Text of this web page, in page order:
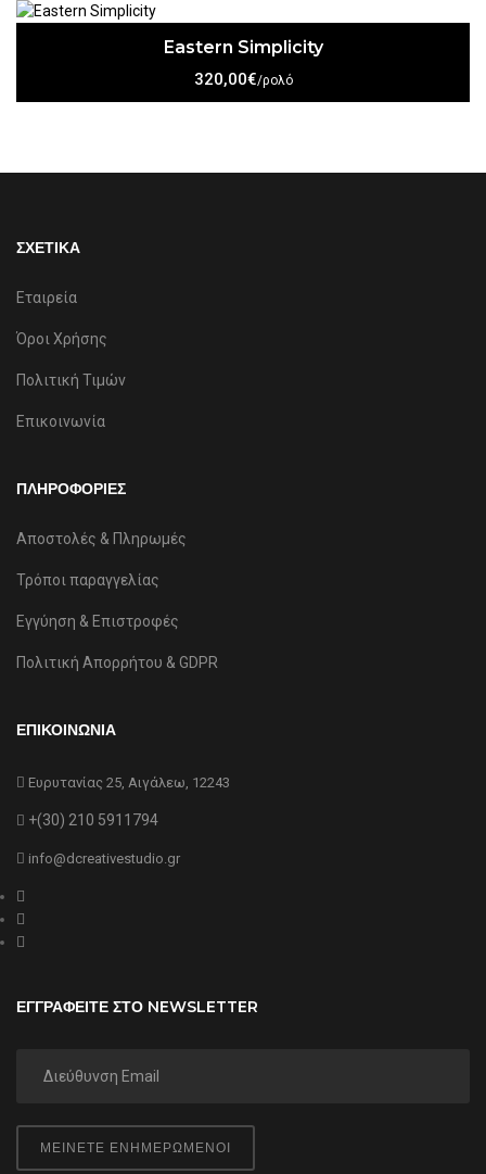
Eastern Simplicity
320,00€/ρολό
ΣΧΕΤΙΚΑ
Εταιρεία
Όροι Χρήσης
Πολιτική Τιμών
Επικοινωνία
ΠΛΗΡΟΦΟΡΙΕΣ
Αποστολές & Πληρωμές
Τρόποι παραγγελίας
Εγγύηση & Επιστροφές
Πολιτική Απορρήτου & GDPR
ΕΠΙΚΟΙΝΩΝΙΑ
Ευρυτανίας 25, Αιγάλεω, 12243
+(30) 210 5911794
info@dcreativestudio.gr
ΕΓΓΡΑΦΕΙΤΕ ΣΤΟ NEWSLETTER
ΜΕΙΝΕΤΕ ΕΝΗΜΕΡΩΜΕΝΟΙ